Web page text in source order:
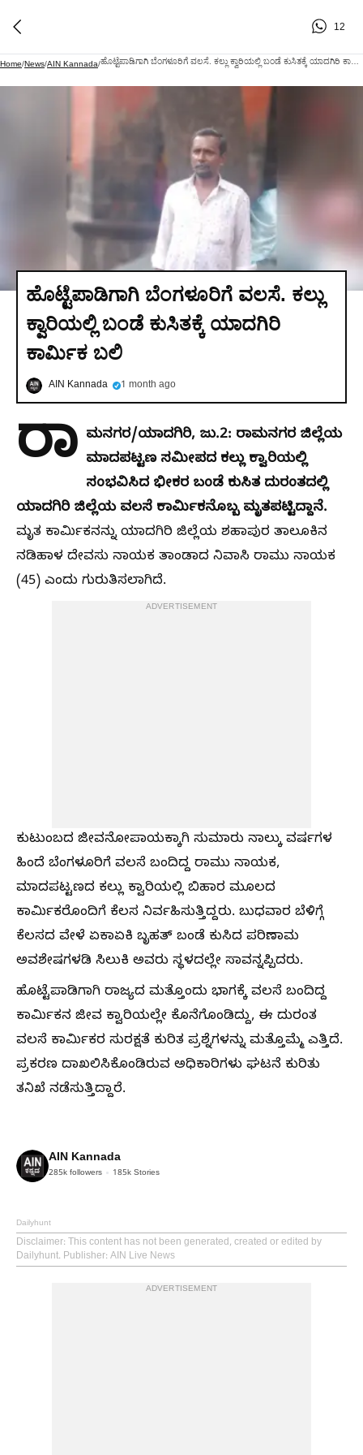
12
Home/News/AIN Kannada/
ಹೊಟ್ಟೆಪಾಡಿಗಾಗಿ ಬೆಂಗಳೂರಿಗೆ ವಲಸೆ. ಕಲ್ಲು
ಕ್ವಾರಿಯಲ್ಲಿ ಬಂಡೆ ಕುಸಿತಕ್ಕೆ ಯಾದಗಿರಿ
ಕಾರ್ಮಿಕ ಬಲಿ
AIN Kannada 1 month ago
ರಾ ಮನಗರ/ಯಾದಗಿರಿ, ಜು.2: ರಾಮನಗರ ಜಿಲ್ಲೆಯ
ಮಾದಪಟ್ಟಣ ಸಮೀಪದ ಕಲ್ಲು ಕ್ವಾರಿಯಲ್ಲಿ
ಸಂಭವಿಸಿದ ಭೀಕರ ಬಂಡೆ ಕುಸಿತ ದುರಂತದಲ್ಲಿ
ಯಾದಗಿರಿ ಜಿಲ್ಲೆಯ ವಲಸೆ ಕಾರ್ಮಿಕನೊಬ್ಬ ಮೃತಪಟ್ಟಿದ್ದಾನೆ.
ಮೃತ ಕಾರ್ಮಿಕನನ್ನು ಯಾದಗಿರಿ ಜಿಲ್ಲೆಯ ಶಹಾಪುರ ತಾಲೂಕಿನ
ನಡಿಹಾಳ ದೇವಸು ನಾಯಕ ತಾಂಡಾದ ನಿವಾಸಿ ರಾಮು ನಾಯಕ
(45) ಎಂದು ಗುರುತಿಸಲಾಗಿದೆ.
ADVERTISEMENT
ಕುಟುಂಬದ ಜೀವನೋಪಾಯಕ್ಕಾಗಿ ಸುಮಾರು ನಾಲ್ಕು ವರ್ಷಗಳ
ಹಿಂದೆ ಬೆಂಗಳೂರಿಗೆ ವಲಸೆ ಬಂದಿದ್ದ ರಾಮು ನಾಯಕ,
ಮಾದಪಟ್ಟಣದ ಕಲ್ಲು ಕ್ವಾರಿಯಲ್ಲಿ ಬಿಹಾರ ಮೂಲದ
ಕಾರ್ಮಿಕರೊಂದಿಗೆ ಕೆಲಸ ನಿರ್ವಹಿಸುತ್ತಿದ್ದರು. ಬುಧವಾರ ಬೆಳಿಗ್ಗೆ
ಕೆಲಸದ ವೇಳೆ ಏಕಾಏಕಿ ಬೃಹತ್ ಬಂಡೆ ಕುಸಿದ ಪರಿಣಾಮ
ಅವಶೇಷಗಳಡಿ ಸಿಲುಕಿ ಅವರು ಸ್ಥಳದಲ್ಲೇ ಸಾವನ್ನಪ್ಪಿದರು.
ಹೊಟ್ಟೆಪಾಡಿಗಾಗಿ ರಾಜ್ಯದ ಮತ್ತೊಂದು ಭಾಗಕ್ಕೆ ವಲಸೆ ಬಂದಿದ್ದ
ಕಾರ್ಮಿಕನ ಜೀವ ಕ್ವಾರಿಯಲ್ಲೇ ಕೊನೆಗೊಂಡಿದ್ದು, ಈ ದುರಂತ
ವಲಸೆ ಕಾರ್ಮಿಕರ ಸುರಕ್ಷತೆ ಕುರಿತ ಪ್ರಶ್ನೆಗಳನ್ನು ಮತ್ತೊಮ್ಮೆ ಎತ್ತಿದೆ.
ಪ್ರಕರಣ ದಾಖಲಿಸಿಕೊಂಡಿರುವ ಅಧಿಕಾರಿಗಳು ಘಟನೆ ಕುರಿತು
ತನಿಖೆ ನಡೆಸುತ್ತಿದ್ದಾರೆ.
AIN Kannada
285k followers 185k Stories
Dailyhunt
Disclaimer: This content has not been generated, created or edited by
Dailyhunt. Publisher: AIN Live News
ADVERTISEMENT